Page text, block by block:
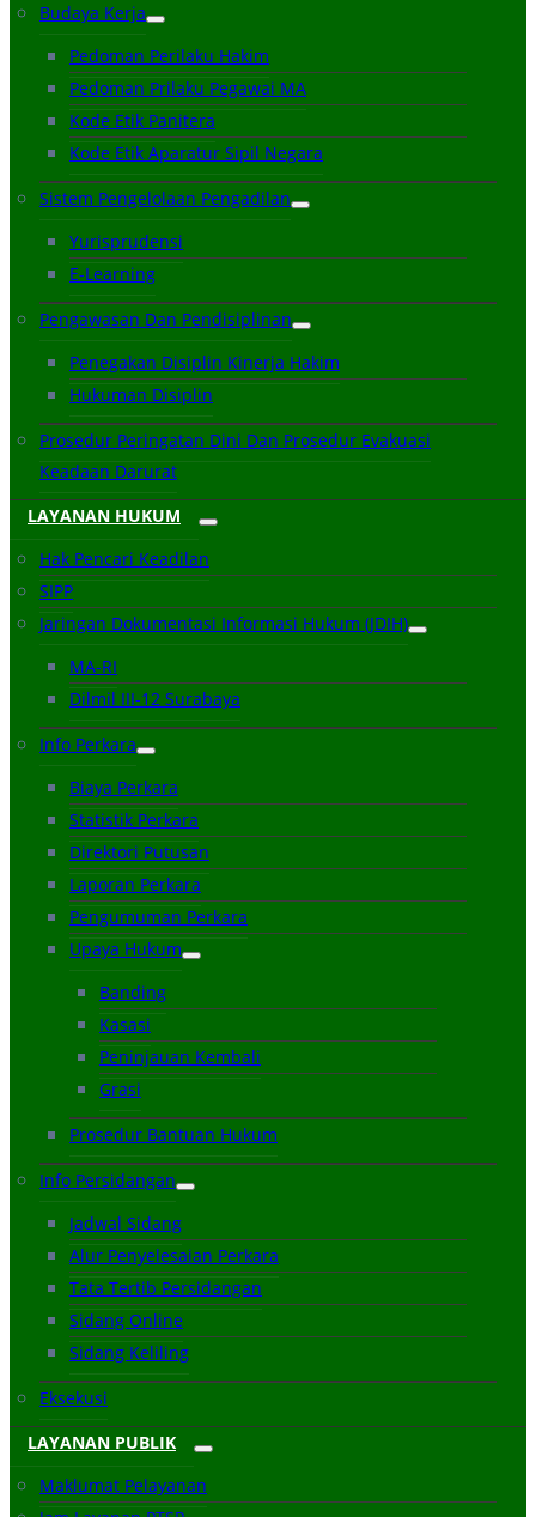
Budaya Kerja
Pedoman Perilaku Hakim
Pedoman Prilaku Pegawai MA
Kode Etik Panitera
Kode Etik Aparatur Sipil Negara
Sistem Pengelolaan Pengadilan
Yurisprudensi
E-Learning
Pengawasan Dan Pendisiplinan
Penegakan Disiplin Kinerja Hakim
Hukuman Disiplin
Prosedur Peringatan Dini Dan Prosedur Evakuasi
Keadaan Darurat
LAYANAN HUKUM
Hak Pencari Keadilan
SIPP
Jaringan Dokumentasi Informasi Hukum (JDIH)
MA-RI
Dilmil III-12 Surabaya
Info Perkara
Biaya Perkara
Statistik Perkara
Direktori Putusan
Laporan Perkara
Pengumuman Perkara
Upaya Hukum
Banding
Kasasi
Peninjauan Kembali
Grasi
Prosedur Bantuan Hukum
Info Persidangan
Jadwal Sidang
Alur Penyelesaian Perkara
Tata Tertib Persidangan
Sidang Online
Sidang Keliling
Eksekusi
LAYANAN PUBLIK
Maklumat Pelayanan